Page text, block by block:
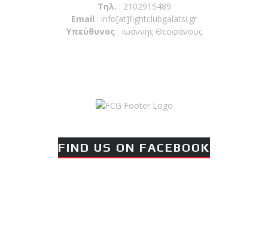
Τηλ. : 2102915489
Email : info[at]fightclubgalatsi.gr
Υπεύθυνος : Ιωάννης Θεοφάνους
FIND US ON FACEBOOK